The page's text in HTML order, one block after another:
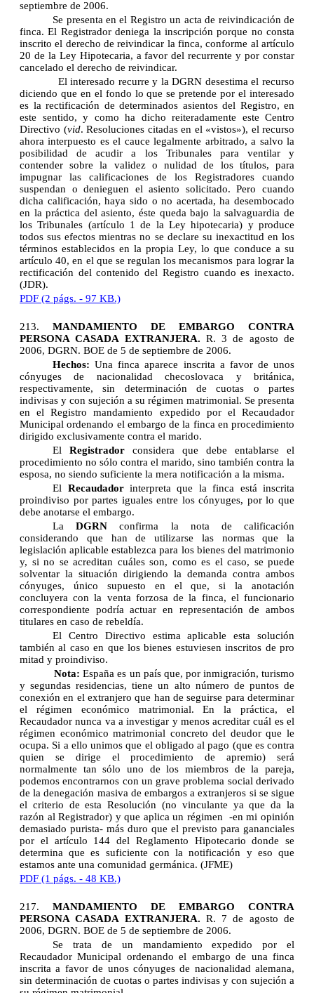
septiembre de 2006.
Se presenta en el Registro un acta de reivindicación de
finca. El Registrador deniega la inscripción porque no consta
inscrito el derecho de reivindicar la finca, conforme al artículo
20 de la Ley Hipotecaria, a favor del recurrente y por constar
cancelado el derecho de reivindicar.
El interesado recurre y la DGRN desestima el recurso
diciendo que en el fondo lo que se pretende por el interesado
es la rectificación de determinados asientos del Registro, en
este sentido, y como ha dicho reiteradamente este Centro
Directivo (vid. Resoluciones citadas en el «vistos»), el recurso
ahora interpuesto es el cauce legalmente arbitrado, a salvo la
posibilidad de acudir a los Tribunales para ventilar y
contender sobre la validez o nulidad de los títulos, para
impugnar las calificaciones de los Registradores cuando
suspendan o denieguen el asiento solicitado. Pero cuando
dicha calificación, haya sido o no acertada, ha desembocado
en la práctica del asiento, éste queda bajo la salvaguardia de
los Tribunales (artículo 1 de la Ley hipotecaria) y produce
todos sus efectos mientras no se declare su inexactitud en los
términos establecidos en la propia Ley, lo que conduce a su
artículo 40, en el que se regulan los mecanismos para lograr la
rectificación del contenido del Registro cuando es inexacto.
(JDR).
PDF (2 págs. - 97 KB.)
213. MANDAMIENTO DE EMBARGO CONTRA
PERSONA CASADA EXTRANJERA. R. 3 de agosto de
2006, DGRN. BOE de 5 de septiembre de 2006.
Hechos: Una finca aparece inscrita a favor de unos
cónyuges de nacionalidad checoslovaca y británica,
respectivamente, sin determinación de cuotas o partes
indivisas y con sujeción a su régimen matrimonial. Se presenta
en el Registro mandamiento expedido por el Recaudador
Municipal ordenando el embargo de la finca en procedimiento
dirigido exclusivamente contra el marido.
ElRegistrador considera que debe entablarse el
procedimiento no sólo contra el marido, sino también contra la
esposa, no siendo suficiente la mera notificación a la misma.
El Recaudadorinterpreta que la finca está inscrita
proindiviso por partes iguales entre los cónyuges, por lo que
debe anotarse el embargo.
LaDGRN confirma la nota de calificación
considerando que han de utilizarse las normas que la
legislación aplicable establezca para los bienes del matrimonio
y, si no se acreditan cuáles son, como es el caso, se puede
solventar la situación dirigiendo la demanda contra ambos
cónyuges, único supuesto en el que, si la anotación
concluyera con la venta forzosa de la finca, el funcionario
correspondiente podría actuar en representación de ambos
titulares en caso de rebeldía.
El Centro Directivo estima aplicable esta solución
también al caso en que los bienes estuviesen inscritos de pro
mitad y proindiviso.
Nota: España es un país que, por inmigración, turismo
y segundas residencias, tiene un alto número de puntos de
conexión en el extranjero que han de seguirse para determinar
el régimen económico matrimonial. En la práctica, el
Recaudador nunca va a investigar y menos acreditar cuál es el
régimen económico matrimonial concreto del deudor que le
ocupa. Si a ello unimos que el obligado al pago (que es contra
quien se dirige el procedimiento de apremio) será
normalmente tan sólo uno de los miembros de la pareja,
podemos encontrarnos con un grave problema social derivado
de la denegación masiva de embargos a extranjeros si se sigue
el criterio de esta Resolución (no vinculante ya que da la
razón al Registrador) y que aplica un régimen -en mi opinión
demasiado purista- más duro que el previsto para gananciales
por el artículo 144 del Reglamento Hipotecario donde se
determina que es suficiente con la notificación y eso que
estamos ante una comunidad germánica. (JFME)
PDF (1 págs. - 48 KB.)
217. MANDAMIENTO DE EMBARGO CONTRA
PERSONA CASADA EXTRANJERA. R. 7 de agosto de
2006, DGRN. BOE de 5 de septiembre de 2006.
Se trata de un mandamiento expedido por el
Recaudador Municipal ordenando el embargo de una finca
inscrita a favor de unos cónyuges de nacionalidad alemana,
sin determinación de cuotas o partes indivisas y con sujeción a